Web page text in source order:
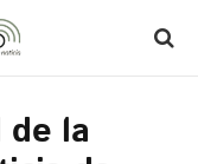
de la